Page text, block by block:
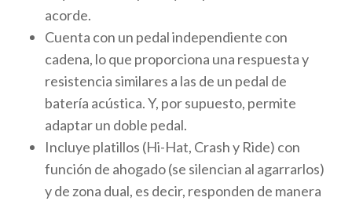
acorde.
Cuenta con un pedal independiente con
cadena, lo que proporciona una respuesta y
resistencia similares a las de un pedal de
batería acústica. Y, por supuesto, permite
adaptar un doble pedal.
Incluye platillos (Hi-Hat, Crash y Ride) con
función de ahogado (se silencian al agarrarlos)
y de zona dual, es decir, responden de manera